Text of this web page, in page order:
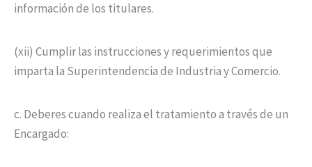
información de los titulares.
(xii) Cumplir las instrucciones y requerimientos que
imparta la Superintendencia de Industria y Comercio.
c. Deberes cuando realiza el tratamiento a través de un
Encargado: